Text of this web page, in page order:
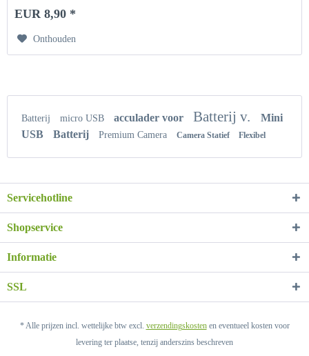
EUR 8,90 *
Onthouden
Batterij micro USB acculader voor Batterij v.
Mini
USB
Batterij Premium Camera Camera Statief Flexibel
Servicehotline
Shopservice
Informatie
SSL
* Alle prijzen incl. wettelijke btw excl. verzendingskostenen eventueel kosten voor
levering ter plaatse, tenzij anderszins beschreven